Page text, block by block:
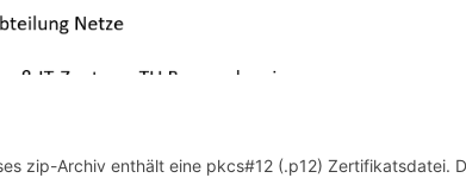
zip-Archiv enthält eine pkcs#12 (.p12) Zertifikatsdatei.